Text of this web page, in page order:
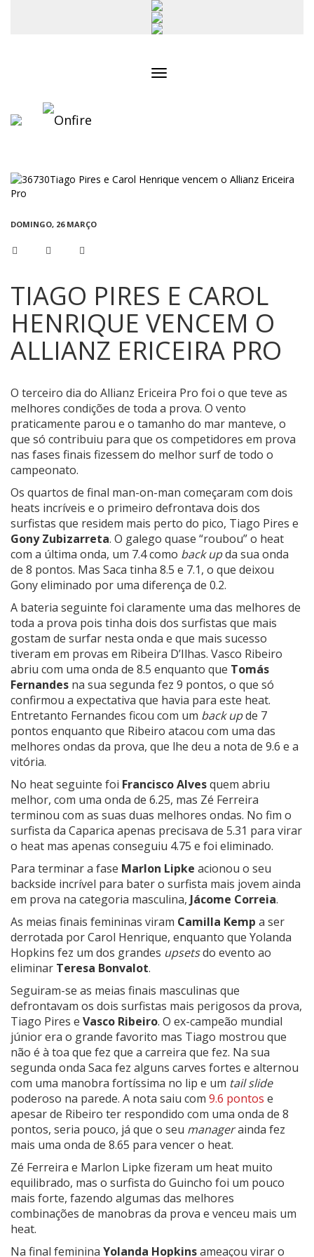
DOMINGO, 26 MARÇO
TIAGO PIRES E CAROL
HENRIQUE VENCEM O
ALLIANZ ERICEIRA PRO
O terceiro dia do Allianz Ericeira Pro foi o que teve as
melhores condições de toda a prova. O vento
praticamente parou e o tamanho do mar manteve, o
que só contribuiu para que os competidores em prova
nas fases finais fizessem do melhor surf de todo o
campeonato.
Os quartos de final man-on-man começaram com dois
heats incríveis e o primeiro defrontava dois dos
surfistas que residem mais perto do pico, Tiago Pires e
Gony Zubizarreta. O galego quase “roubou” o heat
com a última onda, um 7.4 como back upda sua onda
de 8 pontos. Mas Saca tinha 8.5 e 7.1, o que deixou
Gony eliminado por uma diferença de 0.2.
A bateria seguinte foi claramente uma das melhores de
toda a prova pois tinha dois dos surfistas que mais
gostam de surfar nesta onda e que mais sucesso
tiveram em provas em Ribeira D’Ilhas. Vasco Ribeiro
abriu com uma onda de 8.5 enquanto que Tomás
Fernandes na sua segunda fez 9 pontos, o que só
confirmou a expectativa que havia para este heat.
Entretanto Fernandes ficou com um back upde 7
pontos enquanto que Ribeiro atacou com uma das
melhores ondas da prova, que lhe deu a nota de 9.6 e a
vitória.
No heat seguinte foi Francisco Alvesquem abriu
melhor, com uma onda de 6.25, mas Zé Ferreira
terminou com as suas duas melhores ondas. No fim o
surfista da Caparica apenas precisava de 5.31 para virar
o heat mas apenas conseguiu 4.75 e foi eliminado.
Para terminar a fase Marlon Lipke acionou o seu
backside incrível para bater o surfista mais jovem ainda
em prova na categoria masculina, Jácome Correia.
As meias finais femininas viram Camilla Kemp a ser
derrotada por Carol Henrique, enquanto que Yolanda
Hopkins fez um dos grandes upsetsdo evento ao
eliminar Teresa Bonvalot.
Seguiram-se as meias finais masculinas que
defrontavam os dois surfistas mais perigosos da prova,
Tiago Pires e Vasco Ribeiro. O ex-campeão mundial
júnior era o grande favorito mas Tiago mostrou que
não é à toa que fez que a carreira que fez. Na sua
segunda onda Saca fez alguns carves fortes e alternou
com uma manobra fortíssima no lip e um tail slide
poderoso na parede. A nota saiu com 9.6 pontos e
apesar de Ribeiro ter respondido com uma onda de 8
pontos, seria pouco, já que o seu managerainda fez
mais uma onda de 8.65 para vencer o heat.
Zé Ferreira e Marlon Lipke fizeram um heat muito
equilibrado, mas o surfista do Guincho foi um pouco
mais forte, fazendo algumas das melhores
combinações de manobras da prova e venceu mais um
heat.
Na final feminina Yolanda Hopkinsameaçou virar o